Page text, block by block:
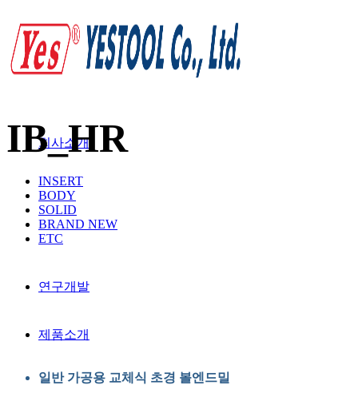
회사소개
연구개발
제품소개
IB_HR
INSERT
BODY
SOLID
BRAND NEW
ETC
일반 가공용 교체식 초경 볼엔드밀